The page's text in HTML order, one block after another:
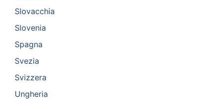
Slovacchia
Slovenia
Spagna
Svezia
Svizzera
Ungheria